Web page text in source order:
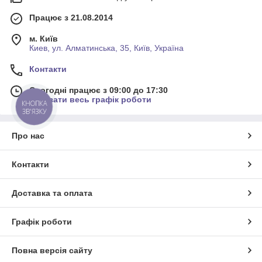
Працює з 21.08.2014
м. Київ
Киев, ул. Алматинська, 35, Київ, Україна
Контакти
Сьогодні працює з 09:00 до 17:30
Показати весь графік роботи
Про нас
Контакти
Доставка та оплата
Графік роботи
Повна версія сайту
КНОПКА
ЗВ'ЯЗКУ